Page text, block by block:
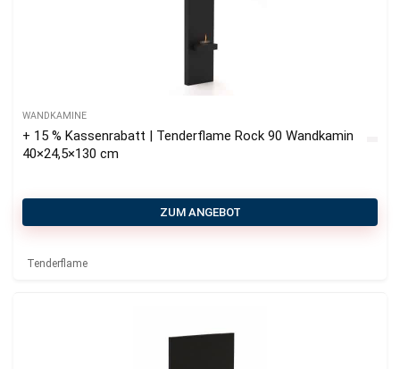
WANDKAMINE
+ 15 % Kassenrabatt | Tenderflame Rock 90 Wandkamin
40×24,5×130 cm
ZUM ANGEBOT
Tenderflame